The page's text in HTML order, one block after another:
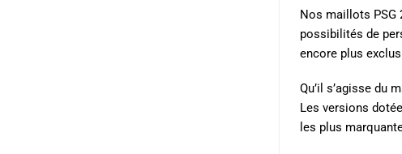
Nos maillots PSG
possibilités de
encore plus
Qu’il s’agisse du
Les versions
les plus